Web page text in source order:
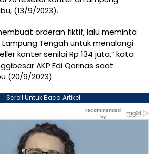
(13/9/2023).
orderan fiktif, lalu meminta
Tengah untuk menalangi
konter senilai Rp 134 juta,” kata
AKP Edi Qorinas saat
(20/9/2023).
Scroll Untuk Baca Artikel